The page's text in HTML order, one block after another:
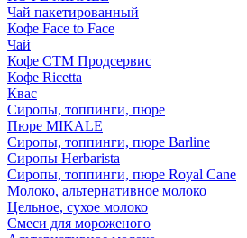
Чай пакетированный
Кофе Face to Face
Чай
Кофе СТМ Продсервис
Кофе Ricetta
Квас
Сиропы, топпинги, пюре
Пюре MIKALE
Сиропы, топпинги, пюре Barline
Сиропы Herbarista
Сиропы, топпинги, пюре Royal Cane
Молоко, альтернативное молоко
Цельное, сухое молоко
Смеси для мороженого